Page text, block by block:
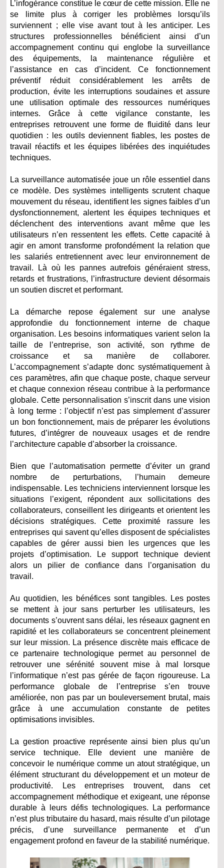
L’infogérance constitue le cœur de cette mission. Elle ne
se limite plus à corriger les problèmes lorsqu’ils
surviennent ; elle vise avant tout à les anticiper. Les
structures professionnelles bénéficient ainsi d’un
accompagnement continu qui englobe la surveillance
des équipements, la maintenance régulière et
l’assistance en cas d’incident. Ce fonctionnement
préventif réduit considérablement les arrêts de
production, évite les interruptions soudaines et assure
une utilisation optimale des ressources numériques
internes. Grâce à cette vigilance constante, les
entreprises retrouvent une forme de fluidité dans leur
quotidien : les outils deviennent fiables, les postes de
travail réactifs et les équipes libérées des inquiétudes
techniques.
La surveillance automatisée joue un rôle essentiel dans
ce modèle. Des systèmes intelligents scrutent chaque
mouvement du réseau, identifient les signes faibles d’un
dysfonctionnement, alertent les équipes techniques et
déclenchent des interventions avant même que les
utilisateurs n’en ressentent les effets. Cette capacité à
agir en amont transforme profondément la relation que
les salariés entretiennent avec leur environnement de
travail. Là où les pannes autrefois généraient stress,
retards et frustrations, l’infrastructure devient désormais
un soutien discret et performant.
La démarche repose également sur une analyse
approfondie du fonctionnement interne de chaque
organisation. Les besoins informatiques varient selon la
taille de l’entreprise, son activité, son rythme de
croissance et sa manière de collaborer.
L’accompagnement s’adapte donc systématiquement à
ces paramètres, afin que chaque poste, chaque serveur
et chaque connexion réseau contribue à la performance
globale. Cette personnalisation s’inscrit dans une vision
à long terme : l’objectif n’est pas simplement d’assurer
un bon fonctionnement, mais de préparer les évolutions
futures, d’intégrer de nouveaux usages et de rendre
l’architecture capable d’absorber la croissance.
Bien que l’automatisation permette d’éviter un grand
nombre de perturbations, l’humain demeure
indispensable. Les techniciens interviennent lorsque les
situations l’exigent, répondent aux sollicitations des
collaborateurs, conseillent les dirigeants et orientent les
décisions stratégiques. Cette proximité rassure les
entreprises qui savent qu’elles disposent de spécialistes
capables de gérer aussi bien les urgences que les
projets d’optimisation. Le support technique devient
alors un pilier de confiance dans l’organisation du
travail.
Au quotidien, les bénéfices sont tangibles. Les postes
se mettent à jour sans perturber les utilisateurs, les
documents s’ouvrent sans délai, les réseaux gagnent en
rapidité et les collaborateurs se concentrent pleinement
sur leur mission. La présence discrète mais efficace de
ce partenaire technologique permet au personnel de
retrouver une sérénité souvent mise à mal lorsque
l’informatique n’est pas gérée de façon rigoureuse. La
performance globale de l’entreprise s’en trouve
améliorée, non pas par un bouleversement brutal, mais
grâce à une accumulation constante de petites
optimisations invisibles.
La gestion proactive représente ainsi bien plus qu’un
service technique. Elle devient une manière de
concevoir le numérique comme un atout stratégique, un
élément structurant du développement et un moteur de
productivité. Les entreprises trouvent, dans cet
accompagnement méthodique et exigeant, une réponse
durable à leurs défis technologiques. La performance
n’est plus tributaire du hasard, mais résulte d’un pilotage
précis, d’une surveillance permanente et d’un
engagement profond en faveur de la stabilité numérique.